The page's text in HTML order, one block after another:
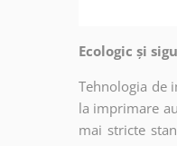
Ecologic și
Tehnologia de
la imprimare
mai stricte